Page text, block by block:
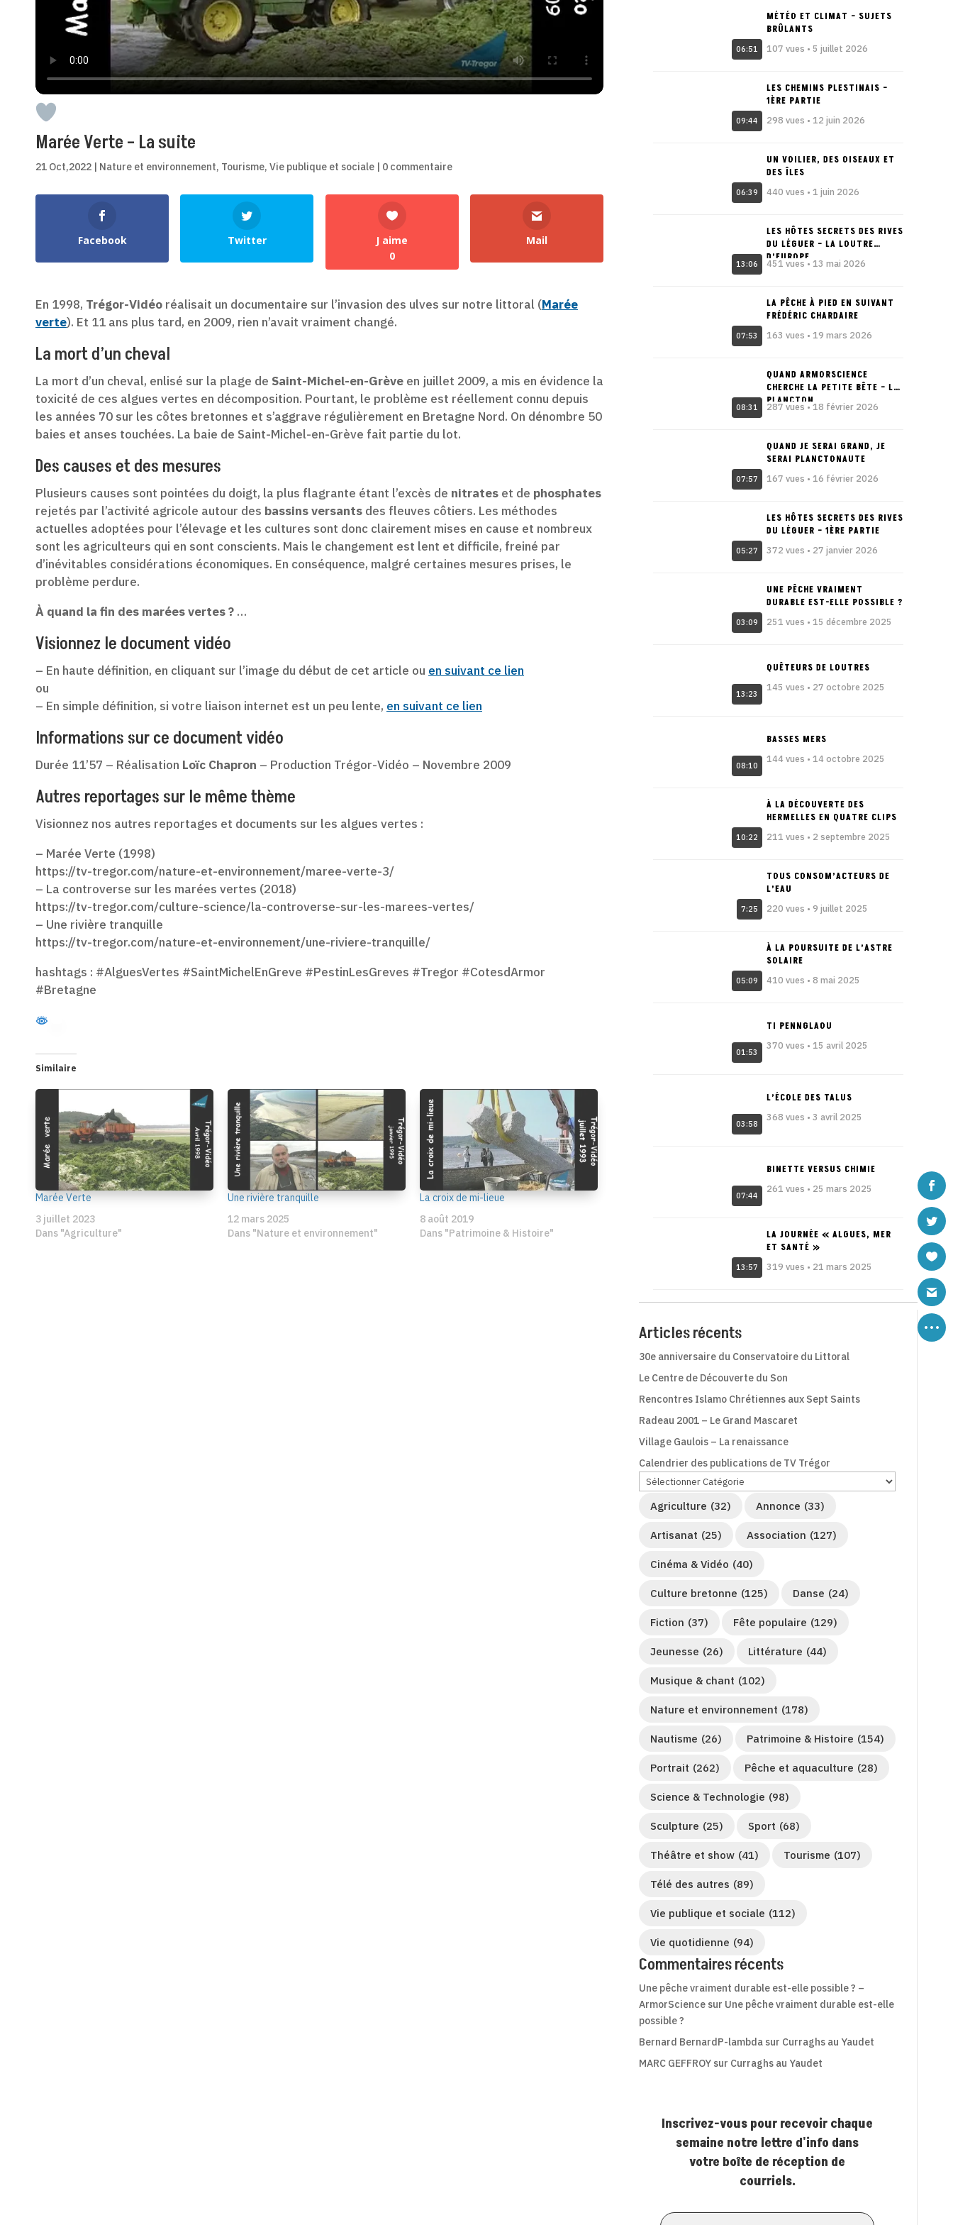
Marée Verte – La suite
21 Oct,2022 | Nature et environnement, Tourisme, Vie publique et sociale | 0 commentaire
Facebook Twitter
J aime
0
Mail
En 1998, Trégor-Vidéo réalisait un documentaire sur l’invasion des ulves sur notre littoral (Marée
verte). Et 11 ans plus tard, en 2009, rien n’avait vraiment changé.
La mort d’un cheval
La mort d’un cheval, enlisé sur la plage de Saint-Michel-en-Grève en juillet 2009, a mis en évidence la
toxicité de ces algues vertes en décomposition. Pourtant, le problème est réellement connu depuis
les années 70 sur les côtes bretonnes et s’aggrave régulièrement en Bretagne Nord. On dénombre 50
baies et anses touchées. La baie de Saint-Michel-en-Grève fait partie du lot.
Des causes et des mesures
Plusieurs causes sont pointées du doigt, la plus flagrante étant l’excès de nitrates et de phosphates
rejetés par l’activité agricole autour des bassins versants des fleuves côtiers. Les méthodes
actuelles adoptées pour l’élevage et les cultures sont donc clairement mises en cause et nombreux
sont les agriculteurs qui en sont conscients. Mais le changement est lent et difficile, freiné par
d’inévitables considérations économiques. En conséquence, malgré certaines mesures prises, le
problème perdure.
À quand la fin des marées vertes ? …
Visionnez le document vidéo
– En haute définition, en cliquant sur l’image du début de cet article ou en suivant ce lien
ou
– En simple définition, si votre liaison internet est un peu lente, en suivant ce lien
Informations sur ce document vidéo
Durée 11’57 – Réalisation Loïc Chapron – Production Trégor-Vidéo – Novembre 2009
Autres reportages sur le même thème
Visionnez nos autres reportages et documents sur les algues vertes :
– Marée Verte (1998)
https://tv-tregor.com/nature-et-environnement/maree-verte-3/
– La controverse sur les marées vertes (2018)
https://tv-tregor.com/culture-science/la-controverse-sur-les-marees-vertes/
– Une rivière tranquille
https://tv-tregor.com/nature-et-environnement/une-riviere-tranquille/
hashtags : #AlguesVertes #SaintMichelEnGreve #PestinLesGreves #Tregor #CotesdArmor
#Bretagne
Similaire
Marée Verte
3 juillet 2023
Dans "Agriculture"
Une rivière tranquille
12 mars 2025
Dans "Nature et environnement"
La croix de mi-lieue
8 août 2019
Dans "Patrimoine & Histoire"
06:51
MÉTÉO ET CLIMAT – SUJETS
BRÛLANTS
107 vues • 5 juillet 2026
09:44
LES CHEMINS PLESTINAIS –
1ÈRE PARTIE
298 vues • 12 juin 2026
06:39
UN VOILIER, DES OISEAUX ET
DES ÎLES
440 vues • 1 juin 2026
13:06
LES HÔTES SECRETS DES RIVES
DU LÉGUER – LA LOUTRE
D’EUROPE
451 vues • 13 mai 2026
07:53
LA PÊCHE À PIED EN SUIVANT
FRÉDÉRIC CHARDAIRE
163 vues • 19 mars 2026
08:31
QUAND ARMORSCIENCE
CHERCHE LA PETITE BÊTE – LE
PLANCTON
287 vues • 18 février 2026
07:57
QUAND JE SERAI GRAND, JE
SERAI PLANCTONAUTE
167 vues • 16 février 2026
05:27
LES HÔTES SECRETS DES RIVES
DU LÉGUER – 1ÈRE PARTIE
372 vues • 27 janvier 2026
03:09
UNE PÊCHE VRAIMENT
DURABLE EST-ELLE POSSIBLE ?
251 vues • 15 décembre 2025
13:23
QUÊTEURS DE LOUTRES
145 vues • 27 octobre 2025
08:10
BASSES MERS
144 vues • 14 octobre 2025
10:22
À LA DÉCOUVERTE DES
HERMELLES EN QUATRE CLIPS
211 vues • 2 septembre 2025
7:25
TOUS CONSOM’ACTEURS DE
L’EAU
220 vues • 9 juillet 2025
05:09
À LA POURSUITE DE L’ASTRE
SOLAIRE
410 vues • 8 mai 2025
01:53
TI PENNGLAOU
370 vues • 15 avril 2025
03:58
L’ÉCOLE DES TALUS
368 vues • 3 avril 2025
07:44
BINETTE VERSUS CHIMIE
261 vues • 25 mars 2025
13:57
LA JOURNÉE « ALGUES, MER
ET SANTÉ »
319 vues • 21 mars 2025
Articles récents
30e anniversaire du Conservatoire du Littoral
Le Centre de Découverte du Son
Rencontres Islamo Chrétiennes aux Sept Saints
Radeau 2001 – Le Grand Mascaret
Village Gaulois – La renaissance
Calendrier des publications de TV Trégor
Agriculture (32) Annonce (33)
Artisanat (25) Association (127)
Cinéma & Vidéo (40)
Culture bretonne (125) Danse (24)
Fiction (37) Fête populaire (129)
Jeunesse (26) Littérature (44)
Musique & chant (102)
Nature et environnement (178)
Nautisme (26) Patrimoine & Histoire (154)
Portrait (262) Pêche et aquaculture (28)
Science & Technologie (98)
Sculpture (25) Sport (68)
Théâtre et show (41) Tourisme (107)
Télé des autres (89)
Vie publique et sociale (112)
Vie quotidienne (94)
Commentaires récents
Une pêche vraiment durable est-elle possible ? –
ArmorScience sur Une pêche vraiment durable est-elle
possible ?
Bernard BernardP-lambda sur Curraghs au Yaudet
MARC GEFFROY sur Curraghs au Yaudet
Inscrivez-vous pour recevoir chaque
semaine notre lettre d'info dans
votre boîte de réception de
courriels.